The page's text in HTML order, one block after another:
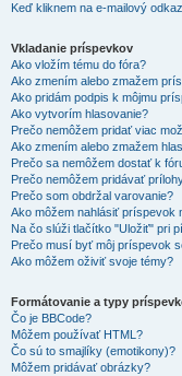
Keď kliknem na e-mailový
Vkladanie príspevkov
Ako vložím tému do fóra?
Ako zmením alebo zmažem
Ako pridám podpis k môjmu
Ako vytvorím hlasovanie?
Prečo nemôžem pridať viac
Ako zmením alebo zmažem
Prečo sa nemôžem dostať k
Prečo nemôžem pridávať
Prečo som obdržal varovanie?
Ako môžem nahlásiť príspevok
Na čo slúži tlačítko "Uložiť" pri
Prečo musí byť môj príspevok
Ako môžem oživiť svoje témy?
Formátovanie a typy
Čo je BBCode?
Môžem používať HTML?
Čo sú to smajlíky (emotikony)?
Môžem pridávať obrázky?